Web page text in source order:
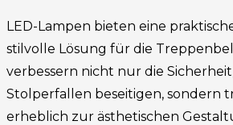
LED-Lampen bieten eine
stilvolle Lösung für die
verbessern nicht nur die
Stolperfallen beseitigen, sondern
erheblich zur ästhetischen